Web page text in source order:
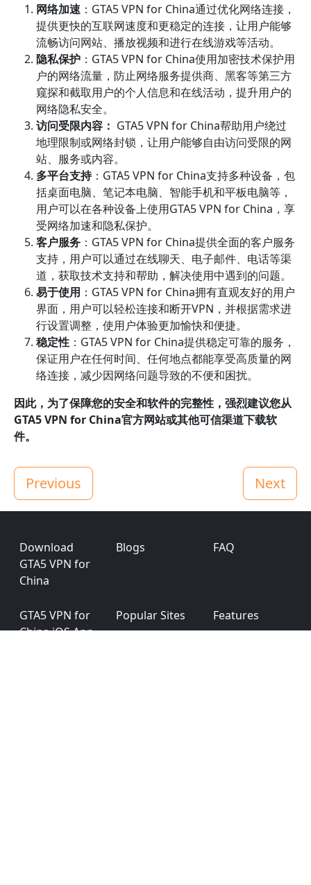
网络加速 ：GTA5 VPN for China通过优化网络连接，
提供更快的互联网速度和更稳定的连接，让用户能够
流畅访问网站、播放视频和进行在线游戏等活动。
隐私保护 ：GTA5 VPN for China使用加密技术保护用
户的网络流量，防止网络服务提供商、黑客等第三方
窥探和截取用户的个人信息和在线活动，提升用户的
网络隐私安全。
访问受限内容： GTA5 VPN for China帮助用户绕过
地理限制或网络封锁，让用户能够自由访问受限的网
站、服务或内容。
多平台支持：GTA5 VPN for China支持多种设备，包
括桌面电脑、笔记本电脑、智能手机和平板电脑等，
用户可以在各种设备上使用GTA5 VPN for China，享
受网络加速和隐私保护。
客户服务 ：GTA5 VPN for China提供全面的客户服务
支持，用户可以通过在线聊天、电子邮件、电话等渠
道，获取技术支持和帮助，解决使用中遇到的问题。
易于使用 ：GTA5 VPN for China拥有直观友好的用户
界面，用户可以轻松连接和断开VPN，并根据需求进
行设置调整，使用户体验更加愉快和便捷。
稳定性 ：GTA5 VPN for China提供稳定可靠的服务，
保证用户在任何时间、任何地点都能享受高质量的网
络连接，减少因网络问题导致的不便和困扰。
因此，为了保障您的安全和软件的完整性，强烈建议您从
GTA5 VPN for China官方网站或其他可信渠道下载软
件。
Previous Next
Footer
Download
GTA5 VPN for
China
Blogs FAQ
GTA5 VPN for
China iOS App
Popular Sites Features